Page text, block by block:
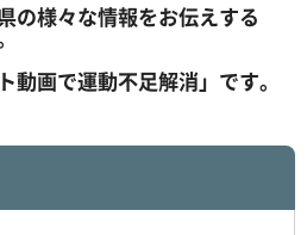
の様々な情報をお伝えする
動画で運動不足解消」です。